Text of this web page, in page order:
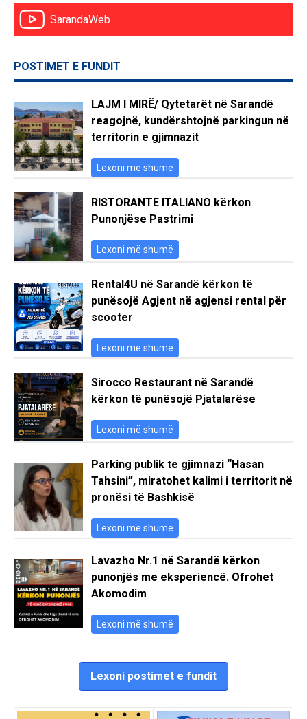
SarandaWeb
POSTIMET E FUNDIT
LAJM I MIRË/ Qytetarët në Sarandë
reagojnë, kundërshtojnë parkingun në
territorin e gjimnazit
Lexoni më shumë
RISTORANTE ITALIANO kërkon
Punonjëse Pastrimi
Lexoni më shumë
Rental4U në Sarandë kërkon të
punësojë Agjent në agjensi rental për
scooter
Lexoni më shumë
Sirocco Restaurant në Sarandë
kërkon të punësojë Pjatalarëse
Lexoni më shumë
Parking publik te gjimnazi “Hasan
Tahsini”, miratohet kalimi i territorit në
pronësi të Bashkisë
Lexoni më shumë
Lavazho Nr.1 në Sarandë kërkon
punonjës me eksperiencë. Ofrohet
Akomodim
Lexoni më shumë
Lexoni postimet e fundit